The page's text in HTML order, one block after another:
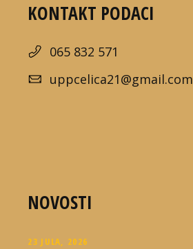
KONTAKT PODACI
065 832 571
uppcelica21@gmail.com
NOVOSTI
23 JULA, 2026